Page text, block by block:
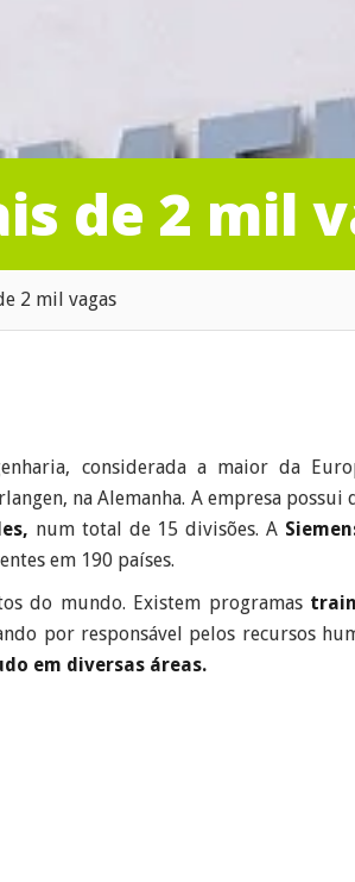
de 2 mil
2 mil vagas
considerada a maior da
na Alemanha. A empresa possui
num total de 15 divisões. A
em 190 países.
do mundo. Existem programas
por responsável pelos recursos
em diversas áreas.